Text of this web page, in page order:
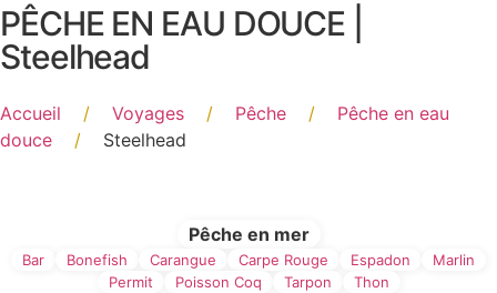
PÊCHE EN EAU DOUCE |
Steelhead
Accueil / Voyages / Pêche /
Pêche en eau
douce
/ Steelhead
Pêche en mer
Bar Bonefish Carangue Carpe Rouge Espadon
Marlin
Permit
Poisson Coq Tarpon Thon